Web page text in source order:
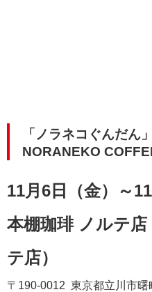
「ノラネコぐんだん
NORANEKO
11月6日（金）～
本棚珈琲 ノルテ
テ店）
〒190-0012 東京都立川市